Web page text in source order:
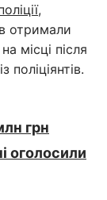
,
отримали
місці після
поліціянтів.
грн
оголосили